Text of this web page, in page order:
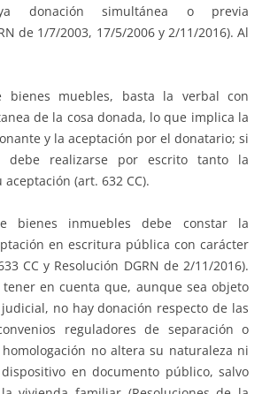
donación simultánea o previa
de 1/7/2003, 17/5/2006 y 2/11/2016). Al
bienes muebles, basta la verbal con
de la cosa donada, lo que implica la
y la aceptación por el donatario; si
debe realizarse por escrito tanto la
(art. 632 CC).
bienes inmuebles debe constar la
en escritura pública con carácter
CC y Resolución DGRN de 2/11/2016).
tener en cuenta que, aunque sea objeto
no hay donación respecto de las
reguladores de separación o
no altera su naturaleza ni
en documento público, salvo